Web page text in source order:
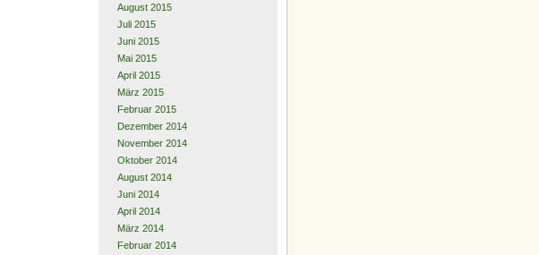
August 2015
Juli 2015
Juni 2015
Mai 2015
April 2015
März 2015
Februar 2015
Dezember 2014
November 2014
Oktober 2014
August 2014
Juni 2014
April 2014
März 2014
Februar 2014